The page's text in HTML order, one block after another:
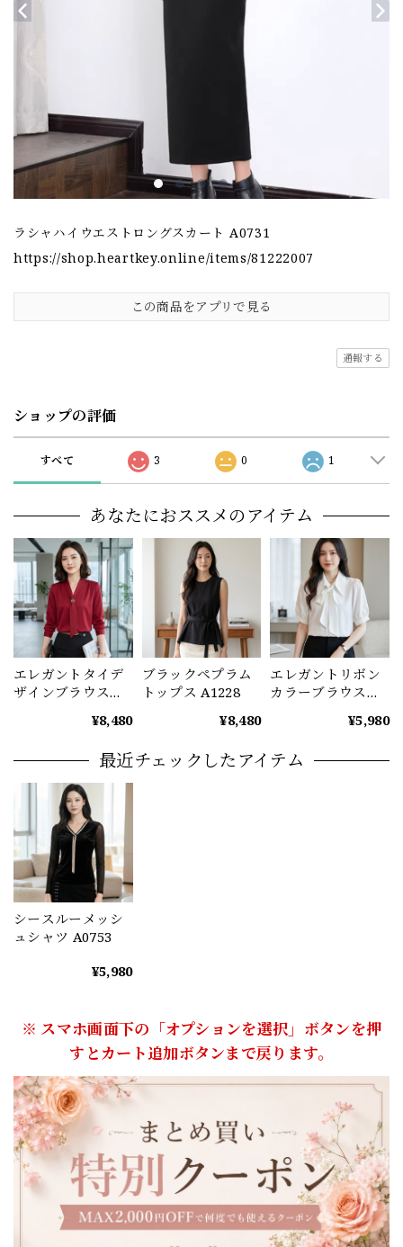
ラシャハイウエストロングスカート A0731
https://shop.heartkey.online/items/81222007
この商品をアプリで見る
通報する
ショップの評価
すべて 3 0 1
あなたにおススメのアイテム
エレガントタイデ
ザインブラウス
¥8,480
ブラックペプラム
トップス A1228
¥8,480
エレガントリボン
カラーブラウス
¥5,980
最近チェックしたアイテム
シースルーメッシ
ュシャツ A0753
¥5,980
※ スマホ画面下の「オプションを選択」ボタンを押
すとカート追加ボタンまで戻ります。